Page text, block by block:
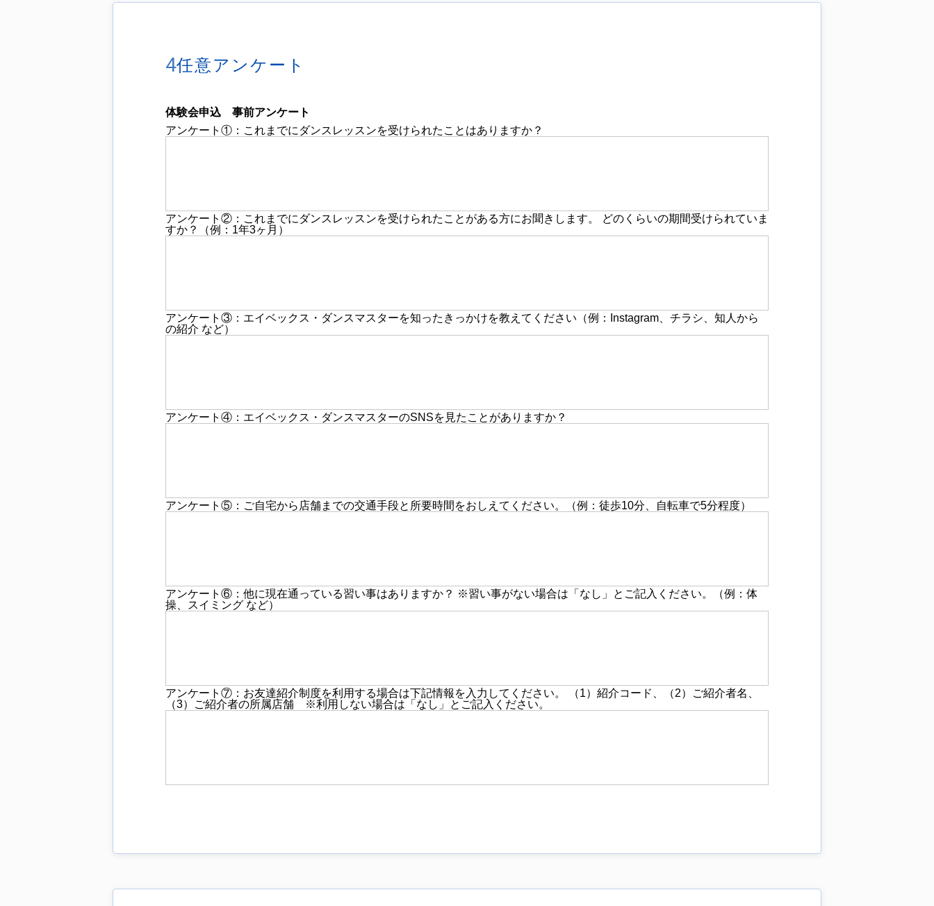
4任意アンケート
体験会申込 事前アンケート
アンケート①：これまでにダンスレッスンを受けられたことはありますか？
アンケート②：これまでにダンスレッスンを受けられたことがある方にお聞きします。 どのくらいの期間受けられていま
すか？（例：1年3ヶ月）
アンケート③：エイベックス・ダンスマスターを知ったきっかけを教えてください（例：Instagram、チラシ、知人から
の紹介 など）
アンケート④：エイベックス・ダンスマスターのSNSを見たことがありますか？
アンケート⑤：ご自宅から店舗までの交通手段と所要時間をおしえてください。（例：徒歩10分、自転車で5分程度）
アンケート⑥：他に現在通っている習い事はありますか？ ※習い事がない場合は「なし」とご記入ください。（例：体
操、スイミング など）
アンケート⑦：お友達紹介制度を利用する場合は下記情報を入力してください。 （1）紹介コード、（2）ご紹介者名、
（3）ご紹介者の所属店舗 ※利用しない場合は「なし」とご記入ください。